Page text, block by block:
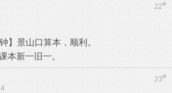
22#
】景山口算本，顺利。
本新一旧一。
23#